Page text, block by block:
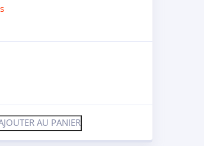
AU PANIER